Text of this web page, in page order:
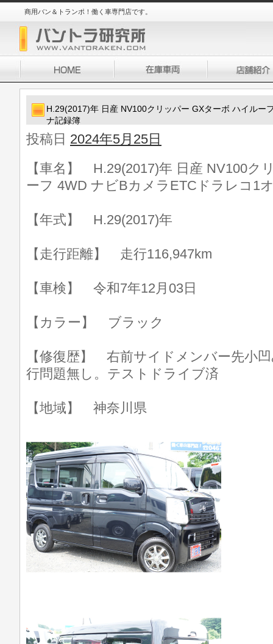
商用バン＆トランポ！働く車専門店です。
H.29(2017)年 日産 NV100クリッパー GXターボ ハイルー
ナ記録簿
投稿日 2024年5月25日
【車名】 H.29(2017)年 日産 NV100ク
ーフ 4WD ナビBカメラETCドラレコ1
【年式】 H.29(2017)年
【走行距離】 走行116,947km
【車検】 令和7年12月03日
【カラー】 ブラック
【修復歴】 右前サイドメンバー先小
行問題無し。テストドライブ済
【地域】 神奈川県